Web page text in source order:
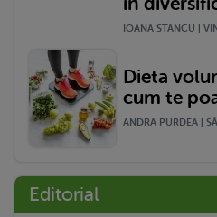
IOANA STANCU |
Dieta
cum te
ANDRA PURDEA |
Editorial